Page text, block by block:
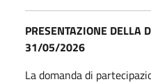
PRESENTAZIONE DELLA
31/05/2026
La domanda di